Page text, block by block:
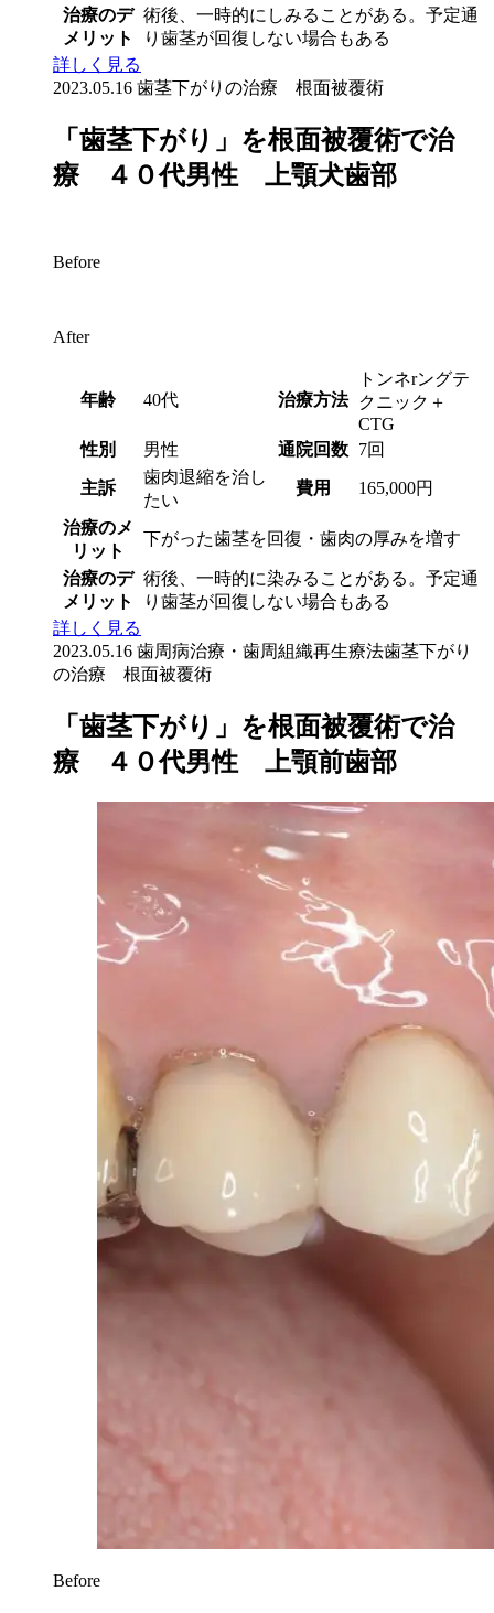
治療のデ
メリット
術後、一時的にしみることがある。予定通
り歯茎が回復しない場合もある
詳しく見る
2023.05.16 歯茎下がりの治療 根面被覆術
「歯茎下がり」を根面被覆術で治
療 ４０代男性 上顎犬歯部
Before
After
年齢 40代 治療方法
トンネrングテ
クニック＋
CTG
性別
男性 通院回数 7回
主訴
歯肉退縮を治し
たい
費用 165,000円
治療のメ
リット
下がった歯茎を回復・歯肉の厚みを増す
治療のデ
メリット
術後、一時的に染みることがある。予定通
り歯茎が回復しない場合もある
詳しく見る
2023.05.16 歯周病治療・歯周組織再生療法歯茎下がり
の治療 根面被覆術
「歯茎下がり」を根面被覆術で治
療 ４０代男性 上顎前歯部
Before